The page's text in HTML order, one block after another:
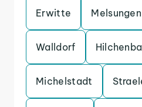
Erwitte Melsungen
Walldorf
Michelstadt